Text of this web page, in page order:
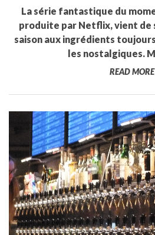
La série fantastique du
produite par Netflix, vient de
saison aux ingrédients
les nostalgiques.
READ MORE